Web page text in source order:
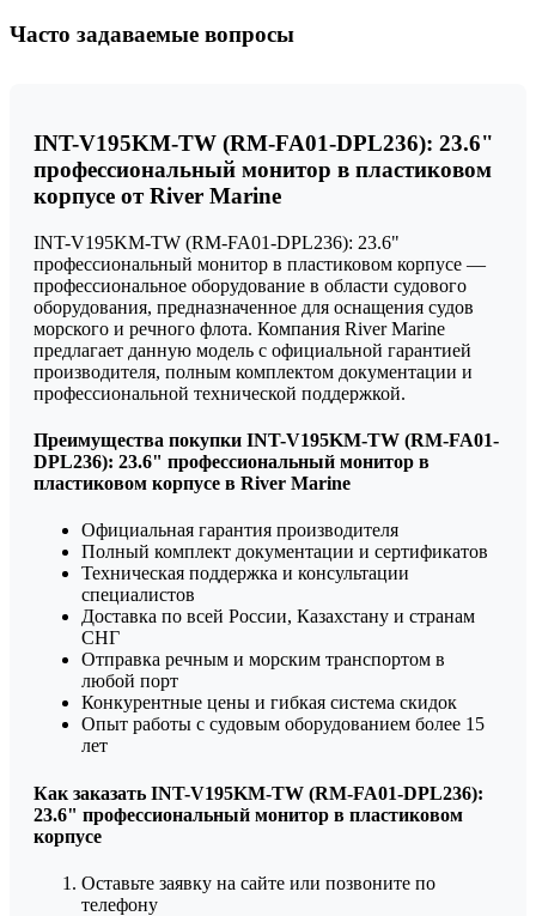
Часто задаваемые вопросы
INT-V195KM-TW (RM-FA01-DPL236): 23.6"
профессиональный монитор в пластиковом
корпусе от River Marine
INT-V195KM-TW (RM-FA01-DPL236): 23.6"
профессиональный монитор в пластиковом корпусе —
профессиональное оборудование в области судового
оборудования, предназначенное для оснащения судов
морского и речного флота. Компания River Marine
предлагает данную модель с официальной гарантией
производителя, полным комплектом документации и
профессиональной технической поддержкой.
Преимущества покупки INT-V195KM-TW (RM-FA01-
DPL236): 23.6" профессиональный монитор в
пластиковом корпусе в River Marine
Официальная гарантия производителя
Полный комплект документации и сертификатов
Техническая поддержка и консультации
специалистов
Доставка по всей России, Казахстану и странам
СНГ
Отправка речным и морским транспортом в
любой порт
Конкурентные цены и гибкая система скидок
Опыт работы с судовым оборудованием более 15
лет
Как заказать INT-V195KM-TW (RM-FA01-DPL236):
23.6" профессиональный монитор в пластиковом
корпусе
Оставьте заявку на сайте или позвоните по
телефону